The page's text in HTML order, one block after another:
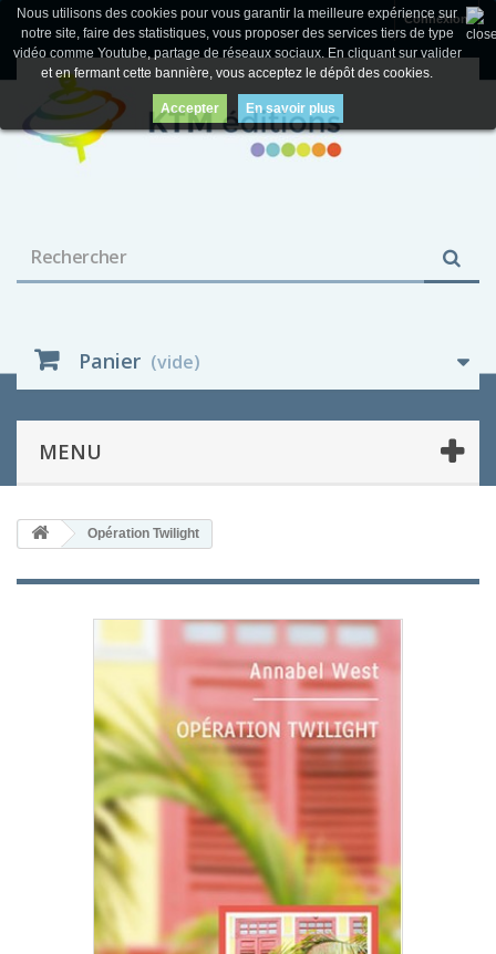
Connexion
Panier (vide)
MENU
Nous utilisons des cookies pour vous garantir la meilleure expérience sur
notre site, faire des statistiques, vous proposer des services tiers de type
vidéo comme Youtube, partage de réseaux sociaux. En cliquant sur valider
et en fermant cette bannière, vous acceptez le dépôt des cookies.
Accepter En savoir plus
Opération Twilight